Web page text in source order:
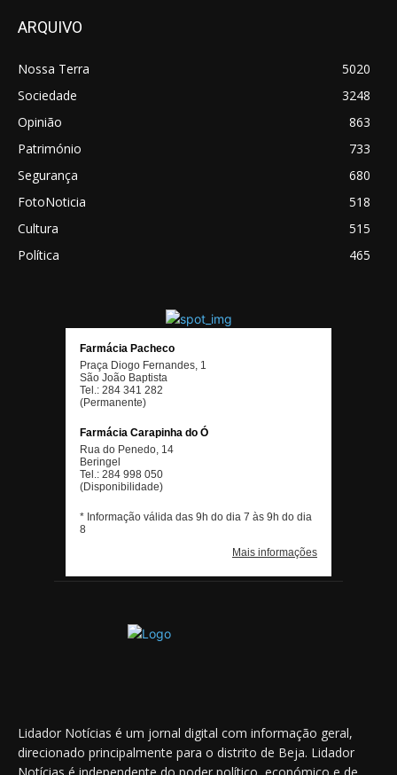
ARQUIVO
Nossa Terra
5020
Sociedade
3248
Opinião
863
Património
733
Segurança
680
FotoNoticia
518
Cultura
515
Política
465
Lidador Notícias é um jornal digital com informação geral,
direcionado principalmente para o distrito de Beja. Lidador